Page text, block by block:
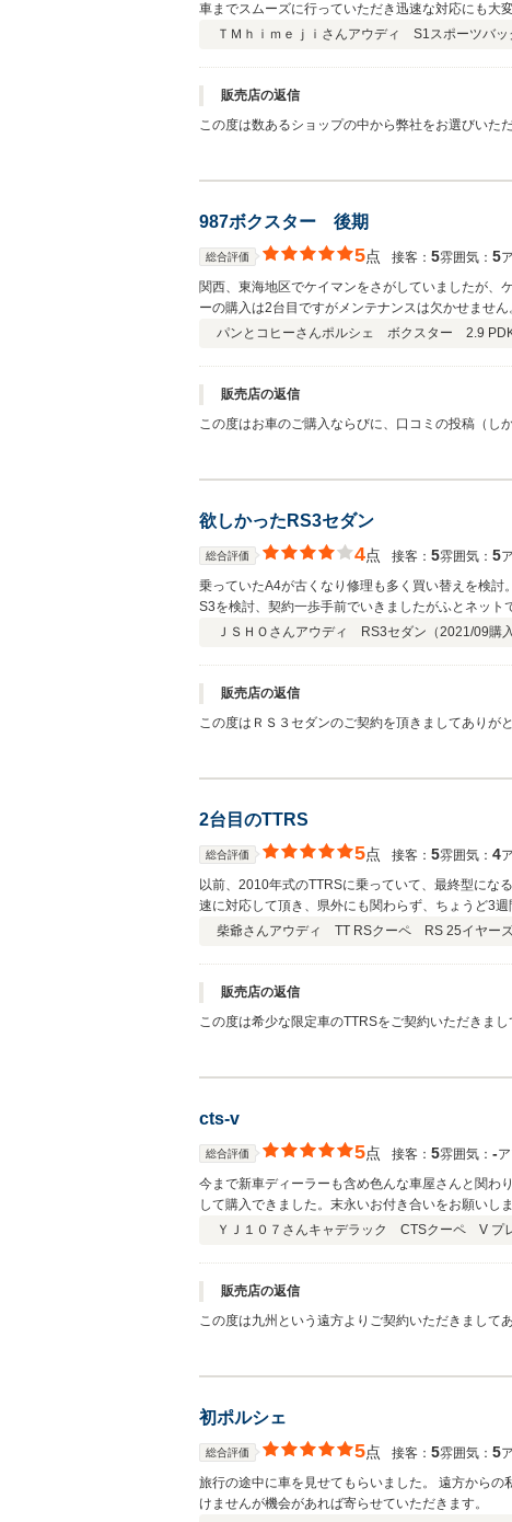
車までスムーズに行っていただき迅速な対応にも大
ＴＭｈｉｍｅｊｉさんアウディ S1スポーツバ
販売店の返信
この度は数あるショップの中から弊社をお選びいた
987ボクスター 後期
総合評価 5点 接客： 5雰囲気： 5
関西、東海地区でケイマンをさがしていましたが、
ーの購入は2台目ですがメンテナンスは欠かせませ
本全国から注文があるようですが、ネットで注文
パンとコヒーさんポルシェ ボクスター 2.9
販売店の返信
この度はお車のご購入ならびに、口コミの投稿（し
欲しかったRS3セダン
総合評価 4点 接客： 5雰囲気： 5
乗っていたA4が古くなり修理も多く買い替えを検
S3を検討、契約一歩手前でいきましたがふとネッ
関わらず来店を快く受け入れてくれました。やは
ＪＳＨＯさんアウディ RS3セダン（2021/09購
販売店の返信
この度はＲＳ３セダンのご契約を頂きましてありが
2台目のTTRS
総合評価 5点 接客： 5雰囲気： 4
以前、2010年式のTTRSに乗っていて、最終型にな
速に対応して頂き、県外にも関わらず、ちょうど3
がずらり！又、お世話になる可能性を感じさせる魅
柴爺さんアウディ TT RSクーペ RS 25イヤー
販売店の返信
この度は希少な限定車のTTRSをご契約いただきま
cts-v
総合評価 5点 接客： 5雰囲気： ‐
今まで新車ディーラーも含め色んな車屋さんと関わ
して購入できました。末永いお付き合いをお願いしま
ＹＪ１０７さんキャデラック CTSクーペ V プ
販売店の返信
この度は九州という遠方よりご契約いただきましてありがとうございました。 お電話とメールでのやり取りでしたが、楽
初ポルシェ
総合評価 5点 接客： 5雰囲気： 5
旅行の途中に車を見せてもらいました。 遠方から
けませんが機会があれば寄らせていただきます。